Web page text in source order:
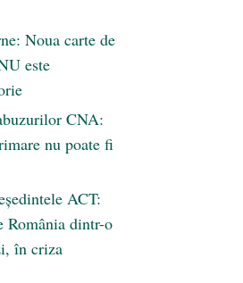
Noua carte de
este
CNA:
nu poate fi
ACT:
România dintr-o
în criza